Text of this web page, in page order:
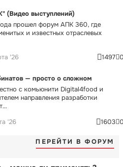
(Видео выступлений)
прошел форум АПК 360, где
и известных отраслевых
'26 1497
— просто о сложном
с комьюнити Digital4food и
направления разработки
'26 1603
ПЕРЕЙТИ В ФОРУМ